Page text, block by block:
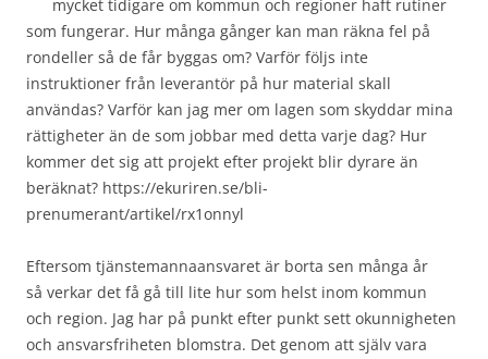
mycket tidigare om kommun och regioner haft rutiner
som fungerar. Hur många gånger kan man räkna fel på
rondeller så de får byggas om? Varför följs inte
instruktioner från leverantör på hur material skall
användas? Varför kan jag mer om lagen som skyddar mina
rättigheter än de som jobbar med detta varje dag? Hur
kommer det sig att projekt efter projekt blir dyrare än
beräknat? https://ekuriren.se/bli-
prenumerant/artikel/rx1onnyl
Eftersom tjänstemannaansvaret är borta sen många år
så verkar det få gå till lite hur som helst inom kommun
och region. Jag har på punkt efter punkt sett okunnigheten
och ansvarsfriheten blomstra. Det genom att själv vara